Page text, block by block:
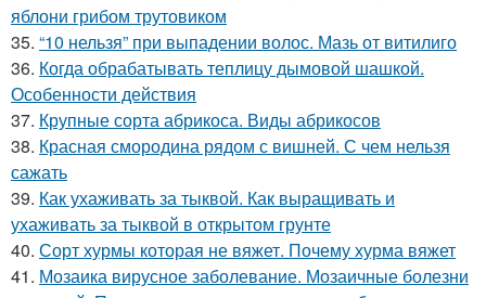
яблони грибом трутовиком
35. “10 нельзя” при выпадении волос. Мазь от витилиго
36. Когда обрабатывать теплицу дымовой шашкой.
Особенности действия
37. Крупные сорта абрикоса. Виды абрикосов
38. Красная смородина рядом с вишней. С чем нельзя
сажать
39. Как ухаживать за тыквой. Как выращивать и
ухаживать за тыквой в открытом грунте
40. Сорт хурмы которая не вяжет. Почему хурма вяжет
41. Мозаика вирусное заболевание. Мозаичные болезни